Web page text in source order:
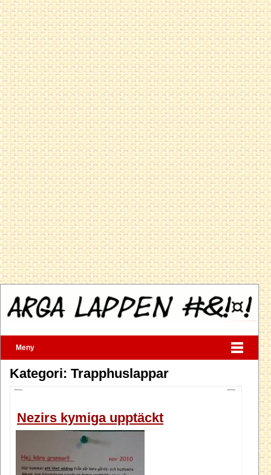
Meny
Kategori: Trapphuslappar
Nezirs kymiga upptäckt